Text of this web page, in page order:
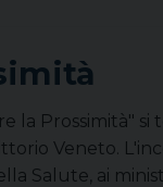
la Prossimità"
Veneto.
Salute, ai